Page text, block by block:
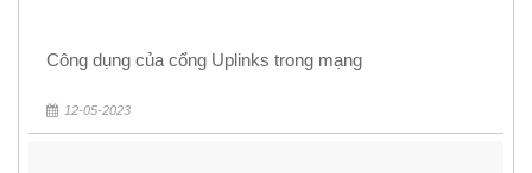
Công dụng của cổng Uplinks trong mạng
12-05-2023